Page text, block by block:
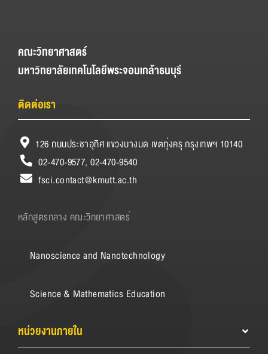
คณะวิทยาศาสตร์
มหาวิทยาลัยเทคโนโลยีพระจอมเกล้าธนบุรี
ติดต่อเรา
126 ถนนประชาอุทิศ แขวงบางมด เขตทุ่งครุ กรุงเทพฯ 10140
02-470-9577, 02-470-9540
fsci.contact@kmutt.ac.th
หลักสูตรกลาง คณะวิทยาศาสตร์
Nanoscience and Nanotechnology
Science & Mathematics Education
หน่วยงานภายใน